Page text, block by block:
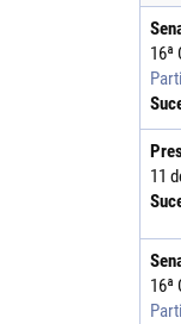
16ª
11
16ª